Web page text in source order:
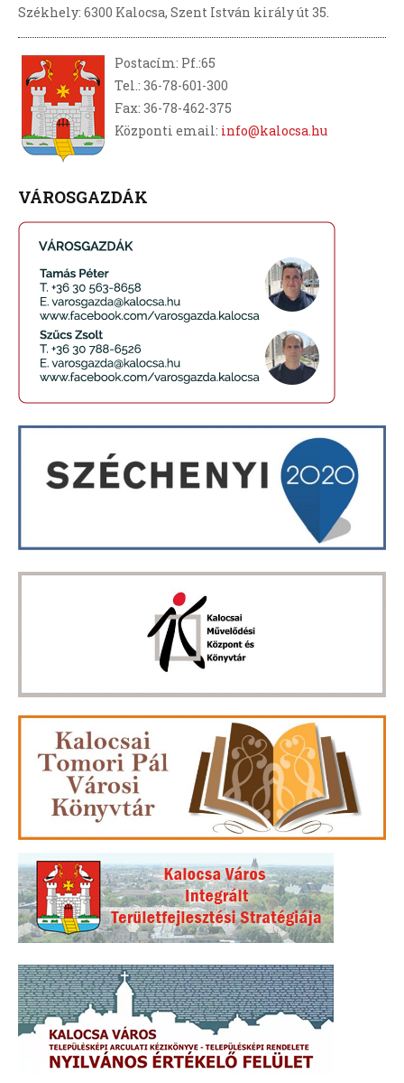
Székhely: 6300 Kalocsa, Szent István király út 35.
Postacím: Pf.:65
Tel.: 36-78-601-300
Fax: 36-78-462-375
Központi email: info@kalocsa.hu
VÁROSGAZDÁK